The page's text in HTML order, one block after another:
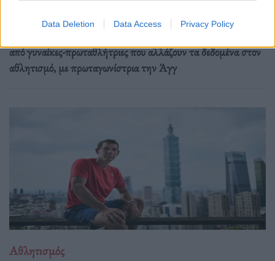
Data Deletion Data Access Privacy Policy
Η Barbie αφήνει τα τακούνια και πιάνει τη μπάλα του
από γυναίκες-πρωταθλήτριες που αλλάζουν τα δεδομένα στον
αθλητισμό, με πρωταγωνίστρια την Άγγ
Αθλητισμός